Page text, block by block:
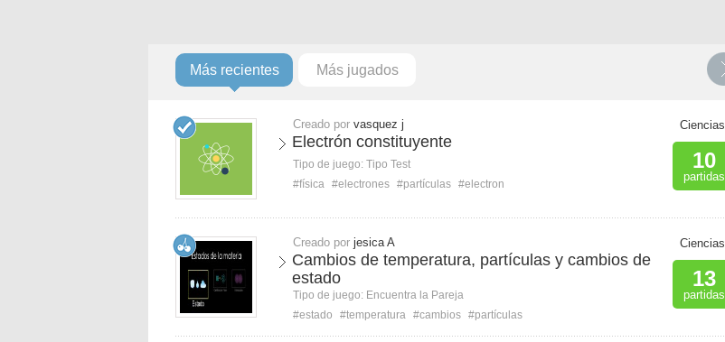
Más recientes Más jugados
Creado por vasquez j
Electrón constituyente
Tipo de juego: Tipo Test
#física #electrones #partículas #electron
Ciencias
10
partidas
Creado por jesica A
Cambios de temperatura, partículas y cambios de
estado
Tipo de juego: Encuentra la Pareja
#estado
#temperatura #cambios #partículas
Ciencias
13
partidas